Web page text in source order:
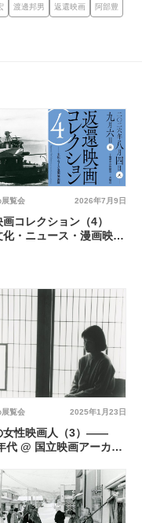
渡邊邦男 返還映画 阿部豊
2026年7月9日
展覧会
コレクション（4）
・ニュース・漫画映画
2025年1月23日
展覧会
女性映画人（3）——
代 @ 国立映画アーカイ